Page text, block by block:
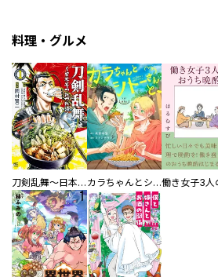
料理・グルメ
刀剣乱舞～日本号つれづれ酒～ カラちゃんとシトーさんと、 【分冊版】